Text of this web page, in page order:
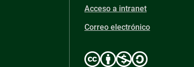
Acceso a intranet
Correo electrónico